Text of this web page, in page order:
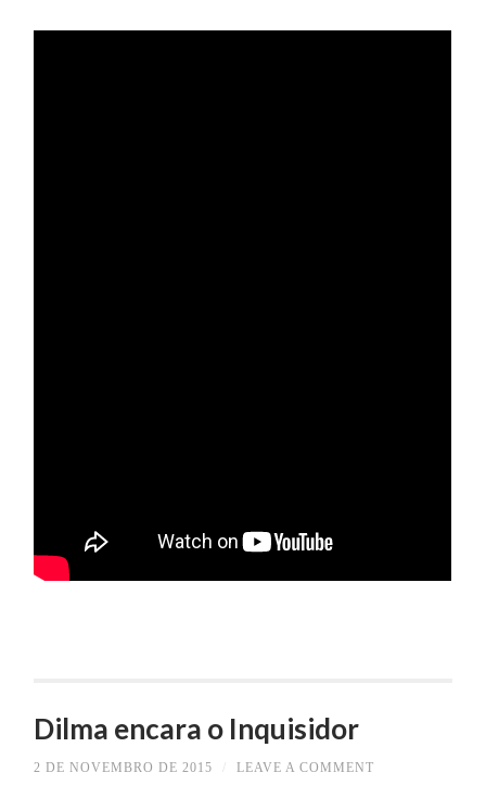
Dilma encara o Inquisidor
2 DE NOVEMBRO DE 2015 LEAVE A COMMENT